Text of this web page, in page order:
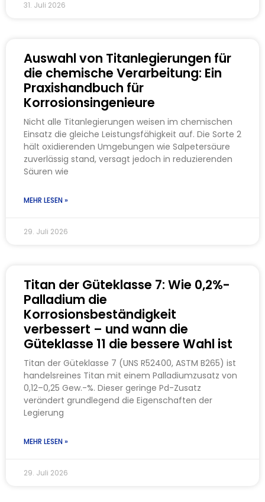
31. Juli 2026
Auswahl von Titanlegierungen für
die chemische Verarbeitung: Ein
Praxishandbuch für
Korrosionsingenieure
Nicht alle Titanlegierungen weisen im chemischen
Einsatz die gleiche Leistungsfähigkeit auf. Die Sorte 2
hält oxidierenden Umgebungen wie Salpetersäure
zuverlässig stand, versagt jedoch in reduzierenden
Säuren wie
MEHR LESEN »
29. Juli 2026
Titan der Güteklasse 7: Wie 0,2%-
Palladium die
Korrosionsbeständigkeit
verbessert – und wann die
Güteklasse 11 die bessere Wahl ist
Titan der Güteklasse 7 (UNS R52400, ASTM B265) ist
handelsreines Titan mit einem Palladiumzusatz von
0,12–0,25 Gew.-%. Dieser geringe Pd-Zusatz
verändert grundlegend die Eigenschaften der
Legierung
MEHR LESEN »
29. Juli 2026